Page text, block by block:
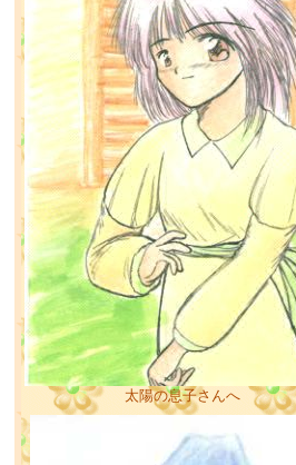
太陽の息子さんへ